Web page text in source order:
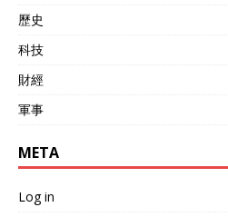
歷史
科技
財經
軍事
META
Log in